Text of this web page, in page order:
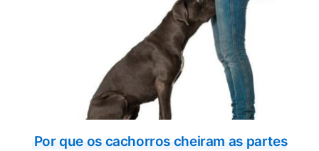
Por que os cachorros cheiram as partes